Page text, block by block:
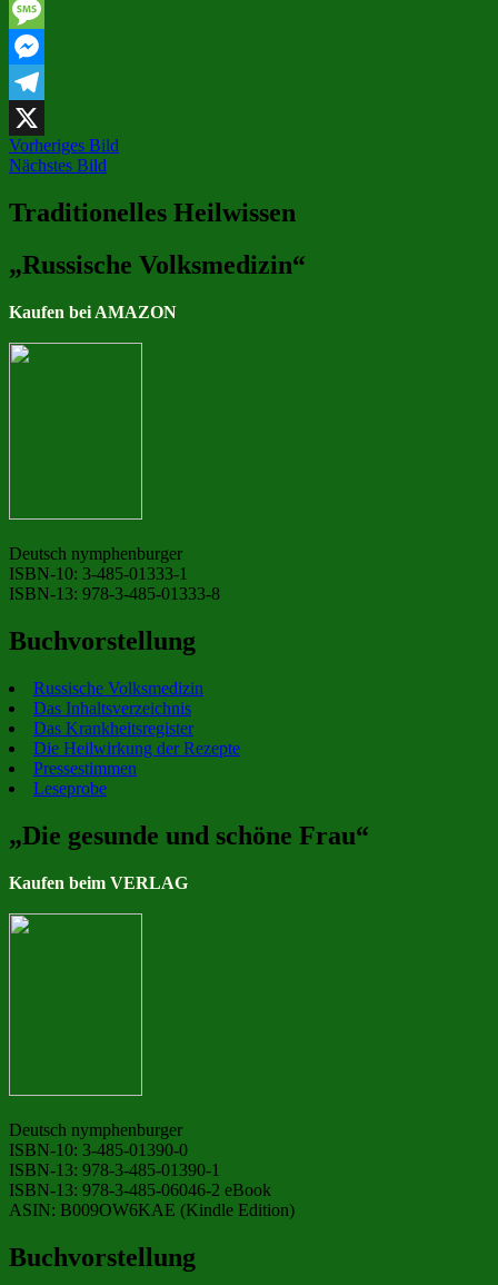
Line
Message
Messenger
Telegram
X
Vorheriges Bild
Nächstes Bild
Traditionelles Heilwissen
„Russische Volksmedizin“
Kaufen bei AMAZON
Deutsch nymphenburger
ISBN-10: 3-485-01333-1
ISBN-13: 978-3-485-01333-8
Buchvorstellung
Russische Volksmedizin
Das Inhaltsverzeichnis
Das Krankheitsregister
Die Heilwirkung der Rezepte
Pressestimmen
Leseprobe
„Die gesunde und schöne Frau“
Kaufen beim VERLAG
Deutsch nymphenburger
ISBN-10: 3-485-01390-0
ISBN-13: 978-3-485-01390-1
ISBN-13: 978-3-485-06046-2 eBook
ASIN: B009OW6KAE (Kindle Edition)
Buchvorstellung